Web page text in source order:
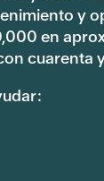
y
en
cuarenta